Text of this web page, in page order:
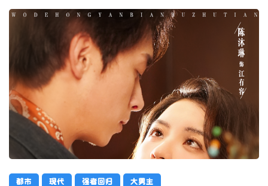
都市 现代 强者回归 大男主